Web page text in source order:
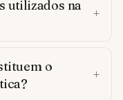
utilizados na
o